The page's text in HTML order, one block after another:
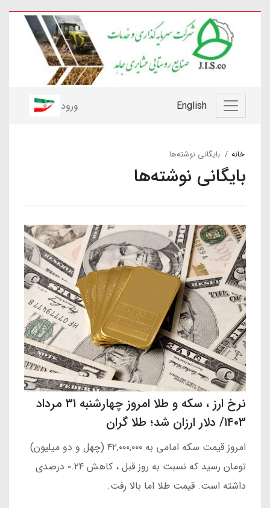
English ورود
خانه بایگانی نوشته‌ها
بایگانی نوشته‌ها
نرخ ارز ، سکه و طلا امروز چهارشنبه ۳۱ مرداد
۱۴۰۳/ دلار ارزان شد؛ طلا گران
امروز قیمت سکه امامی به ۴۲,۰۰۰,۰۰۰ (چهل و دو میلیون)
تومان رسید که نسبت به روز قبل ، کاهش ۰.۲۴ درصدی
داشته است. قیمت طلا اما بالا رفت.